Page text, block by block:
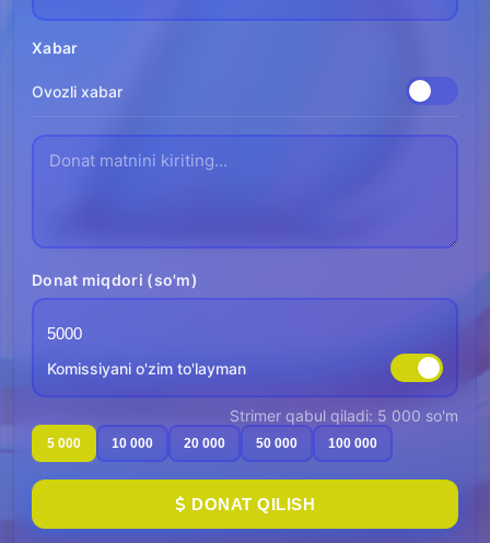
Xabar
Ovozli xabar
Donat miqdori (so'm)
Komissiyani o'zim to'layman
Strimer qabul qiladi: 5 000 so'm
5 000 10 000 20 000 50 000 100 000
DONAT QILISH